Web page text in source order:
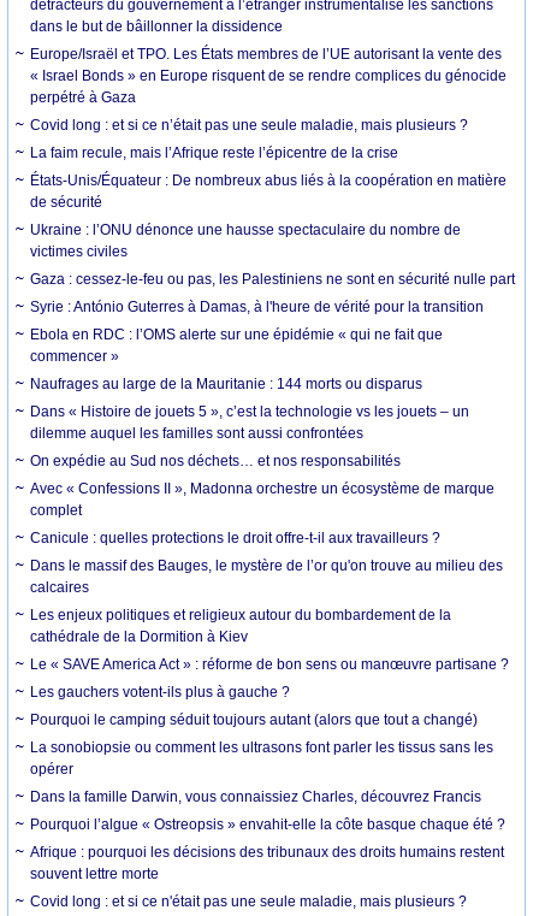
détracteurs du gouvernement à l’étranger instrumentalise les sanctions
dans le but de bâillonner la dissidence
Europe/Israël et TPO. Les États membres de l’UE autorisant la vente des
« Israel Bonds » en Europe risquent de se rendre complices du génocide
perpétré à Gaza
Covid long : et si ce n’était pas une seule maladie, mais plusieurs ?
La faim recule, mais l’Afrique reste l’épicentre de la crise
États-Unis/Équateur : De nombreux abus liés à la coopération en matière
de sécurité
Ukraine : l’ONU dénonce une hausse spectaculaire du nombre de
victimes civiles
Gaza : cessez-le-feu ou pas, les Palestiniens ne sont en sécurité nulle part
Syrie : António Guterres à Damas, à l'heure de vérité pour la transition
Ebola en RDC : l’OMS alerte sur une épidémie « qui ne fait que
commencer »
Naufrages au large de la Mauritanie : 144 morts ou disparus
Dans « Histoire de jouets 5 », c’est la technologie vs les jouets – un
dilemme auquel les familles sont aussi confrontées
On expédie au Sud nos déchets… et nos responsabilités
Avec « Confessions II », Madonna orchestre un écosystème de marque
complet
Canicule : quelles protections le droit offre-t-il aux travailleurs ?
Dans le massif des Bauges, le mystère de l’or qu'on trouve au milieu des
calcaires
Les enjeux politiques et religieux autour du bombardement de la
cathédrale de la Dormition à Kiev
Le « SAVE America Act » : réforme de bon sens ou manœuvre partisane ?
Les gauchers votent-ils plus à gauche ?
Pourquoi le camping séduit toujours autant (alors que tout a changé)
La sonobiopsie ou comment les ultrasons font parler les tissus sans les
opérer
Dans la famille Darwin, vous connaissiez Charles, découvrez Francis
Pourquoi l’algue « Ostreopsis » envahit-elle la côte basque chaque été ?
Afrique : pourquoi les décisions des tribunaux des droits humains restent
souvent lettre morte
Covid long : et si ce n'était pas une seule maladie, mais plusieurs ?